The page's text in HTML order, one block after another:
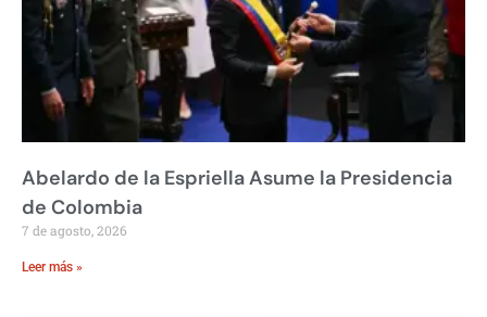
Abelardo de la Espriella Asume la Presidencia
de Colombia
7 de agosto, 2026
Leer más »